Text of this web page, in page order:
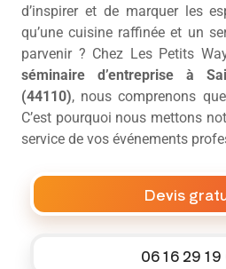
d’inspirer et de marquer les
qu’une cuisine raffinée et un
parvenir ? Chez Les Petits
séminaire d’entreprise à
(44110), nous comprenons
C’est pourquoi nous mettons
service de vos événements
Devis
06 16 29 19